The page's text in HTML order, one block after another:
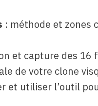
: méthode et zones
et capture des 16
de votre clone
et utiliser l’outil